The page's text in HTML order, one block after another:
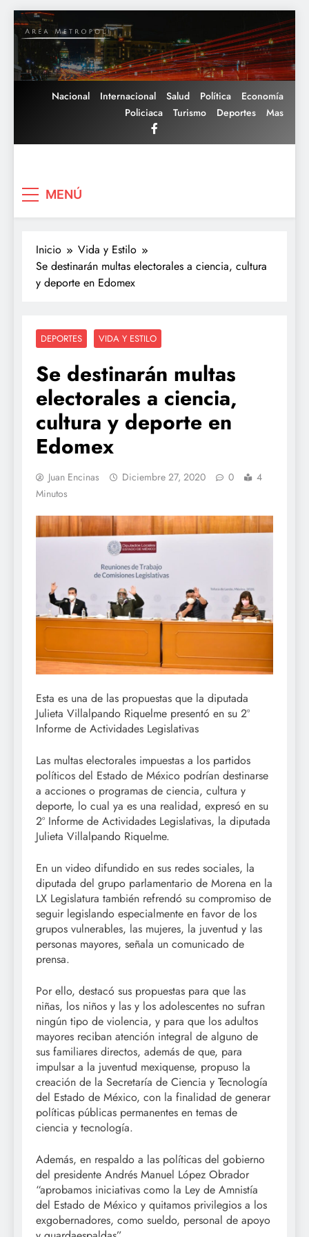
Saltar
al
contenido
Nacional Internacional Salud Política
Economía
Policiaca
Turismo Deportes Mas
MENÚ
Inicio
Vida y Estilo
Se destinarán multas electorales a ciencia, cultura
y deporte en Edomex
DEPORTES VIDA Y ESTILO
Se destinarán multas
electorales a ciencia,
cultura y deporte en
Edomex
Juan Encinas Diciembre 27, 2020 0
4
Minutos
Esta es una de las propuestas que la diputada
Julieta Villalpando Riquelme presentó en su 2º
Informe de Actividades Legislativas
Las multas electorales impuestas a los partidos
políticos del Estado de México podrían destinarse
a acciones o programas de ciencia, cultura y
deporte, lo cual ya es una realidad, expresó en su
2º Informe de Actividades Legislativas, la diputada
Julieta Villalpando Riquelme.
En un video difundido en sus redes sociales, la
diputada del grupo parlamentario de Morena en la
LX Legislatura también refrendó su compromiso de
seguir legislando especialmente en favor de los
grupos vulnerables, las mujeres, la juventud y las
personas mayores, señala un comunicado de
prensa.
Por ello, destacó sus propuestas para que las
niñas, los niños y las y los adolescentes no sufran
ningún tipo de violencia, y para que los adultos
mayores reciban atención integral de alguno de
sus familiares directos, además de que, para
impulsar a la juventud mexiquense, propuso la
creación de la Secretaría de Ciencia y Tecnología
del Estado de México, con la finalidad de generar
políticas públicas permanentes en temas de
ciencia y tecnología.
Además, en respaldo a las políticas del gobierno
del presidente Andrés Manuel López Obrador
“aprobamos iniciativas como la Ley de Amnistía
del Estado de México y quitamos privilegios a los
exgobernadores, como sueldo, personal de apoyo